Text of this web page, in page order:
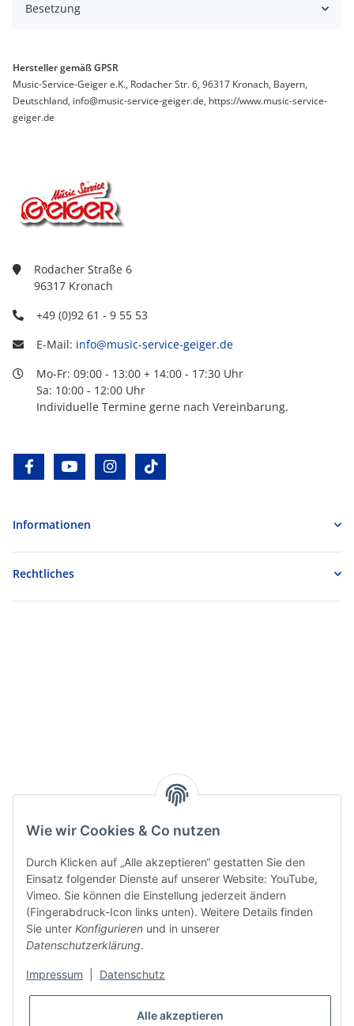
Wie wir Cookies & Co nutzen
Durch Klicken auf „Alle akzeptieren“ gestatten Sie den
Einsatz folgender Dienste auf unserer Website: YouTube,
Vimeo. Sie können die Einstellung jederzeit ändern
(Fingerabdruck-Icon links unten). Weitere Details finden
Sie unter Konfigurieren und in unserer
Datenschutzerklärung.
Impressum Datenschutz
Alle akzeptieren
Besetzung
Hersteller gemäß GPSR
Music-Service-Geiger e.K., Rodacher Str. 6, 96317 Kronach, Bayern,
Deutschland, info@music-service-geiger.de, https://www.music-service-
geiger.de
Rodacher Straße 6
96317 Kronach
+49 (0)92 61 - 9 55 53
E-Mail: info@music-service-geiger.de
Mo-Fr: 09:00 - 13:00 + 14:00 - 17:30 Uhr
Sa: 10:00 - 12:00 Uhr
Individuelle Termine gerne nach Vereinbarung.
facebookyoutube instagram
Informationen
Rechtliches